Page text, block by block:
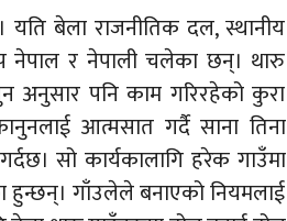
यति बेला राजनीतिक दल, स्थानीय
नेपाल र नेपाली चलेका छन्। थारु
पनि काम गरिरहेको कुरा
आत्मसात गर्दै साना तिना
सो कार्यकालागि हरेक गाउँमा
हुन्छन्। गाँउलेले बनाएको नियमलाई